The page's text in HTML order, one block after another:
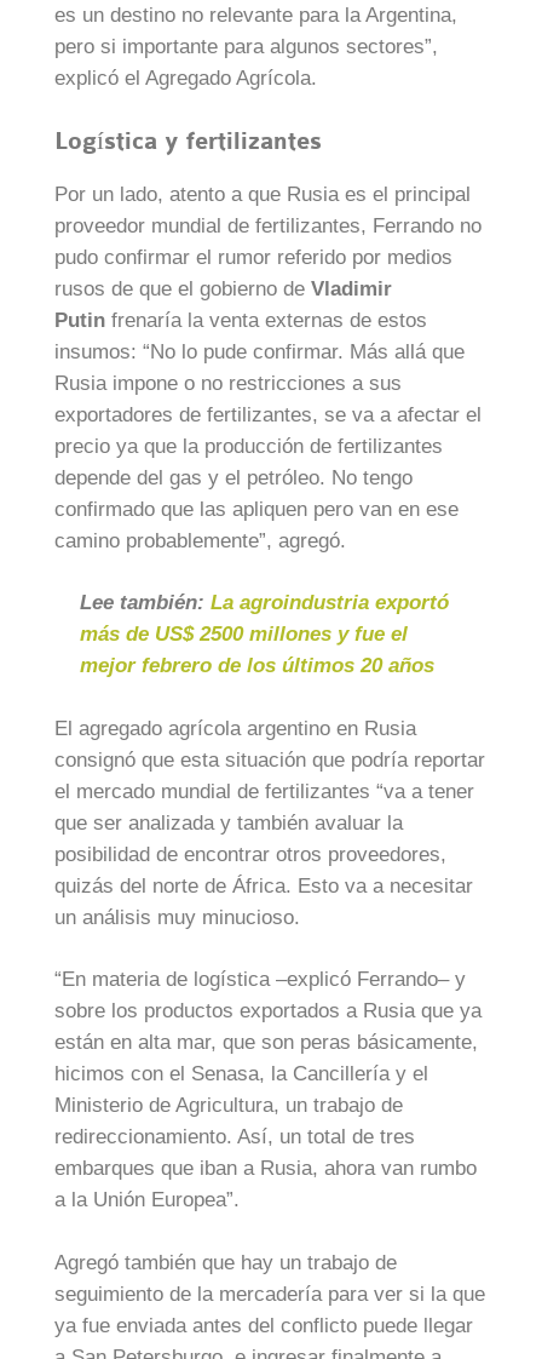
es un destino no relevante para la Argentina,
pero si importante para algunos sectores”,
explicó el Agregado Agrícola.
Logística y fertilizantes
Por un lado, atento a que Rusia es el principal
proveedor mundial de fertilizantes, Ferrando no
pudo confirmar el rumor referido por medios
rusos de que el gobierno de Vladimir
Putin frenaría la venta externas de estos
insumos: “No lo pude confirmar. Más allá que
Rusia impone o no restricciones a sus
exportadores de fertilizantes, se va a afectar el
precio ya que la producción de fertilizantes
depende del gas y el petróleo. No tengo
confirmado que las apliquen pero van en ese
camino probablemente”, agregó.
Lee también: La agroindustria exportó
más de US$ 2500 millones y fue el
mejor febrero de los últimos 20 años
El agregado agrícola argentino en Rusia
consignó que esta situación que podría reportar
el mercado mundial de fertilizantes “va a tener
que ser analizada y también avaluar la
posibilidad de encontrar otros proveedores,
quizás del norte de África. Esto va a necesitar
un análisis muy minucioso.
“En materia de logística –explicó Ferrando– y
sobre los productos exportados a Rusia que ya
están en alta mar, que son peras básicamente,
hicimos con el Senasa, la Cancillería y el
Ministerio de Agricultura, un trabajo de
redireccionamiento. Así, un total de tres
embarques que iban a Rusia, ahora van rumbo
a la Unión Europea”.
Agregó también que hay un trabajo de
seguimiento de la mercadería para ver si la que
ya fue enviada antes del conflicto puede llegar